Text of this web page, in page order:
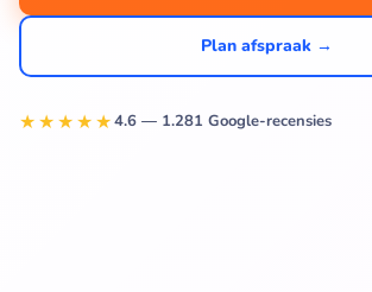
Plan afspraak →
★★★★★4.6 — 1.281 Google-recensies